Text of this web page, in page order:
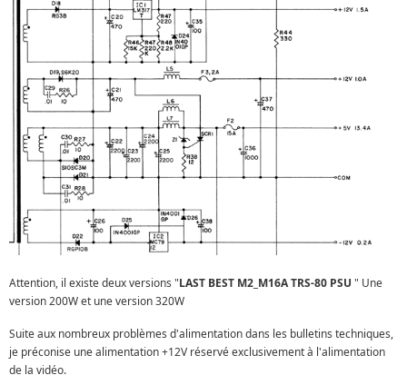
Attention, il existe deux versions "LAST BEST M2_M16A TRS-80 PSU " Une
version 200W et une version 320W
Suite aux nombreux problèmes d'alimentation dans les bulletins techniques,
je préconise une alimentation +12V réservé exclusivement à l'alimentation
de la vidéo.